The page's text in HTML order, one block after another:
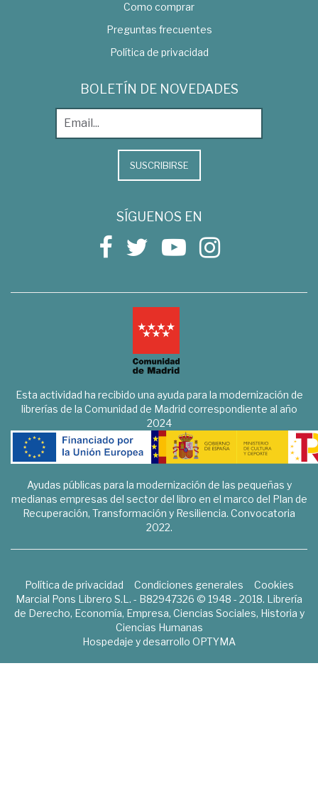
Como comprar
Preguntas frecuentes
Política de privacidad
BOLETÍN DE NOVEDADES
SUSCRIBIRSE
SÍGUENOS EN
Esta actividad ha recibido una ayuda para la modernización de
librerías de la Comunidad de Madrid correspondiente al año
2024
Ayudas públicas para la modernización de las pequeñas y
medianas empresas del sector del libro en el marco del Plan de
Recuperación, Transformación y Resiliencia. Convocatoria
2022.
Política de privacidad Condiciones generales
Cookies
Marcial Pons Librero S.L. - B82947326 © 1948 - 2018. Librería
de Derecho, Economía, Empresa, Ciencias Sociales, Historia y
Ciencias Humanas
Hospedaje y desarrollo OPTYMA